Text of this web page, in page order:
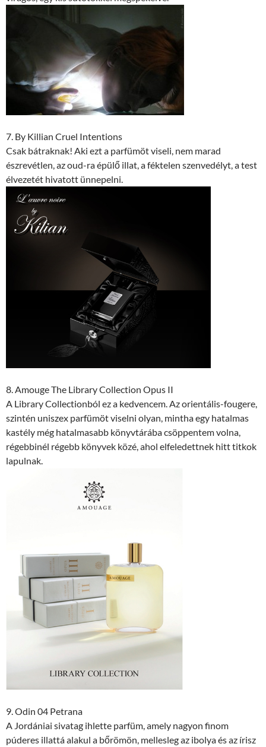
7. By Killian Cruel Intentions
Csak bátraknak! Aki ezt a parfümöt viseli, nem marad
észrevétlen, az oud-ra épülő illat, a féktelen szenvedélyt, a test
élvezetét hivatott ünnepelni.
8. Amouge The Library Collection Opus II
A Library Collectionból ez a kedvencem. Az orientális-fougere,
szintén uniszex parfümöt viselni olyan, mintha egy hatalmas
kastély még hatalmasabb könyvtárába csöppentem volna,
régebbinél régebb könyvek közé, ahol elfeledettnek hitt titkok
lapulnak.
9. Odin 04 Petrana
A Jordániai sivatag ihlette parfüm, amely nagyon finom
púderes illattá alakul a bőrömön, mellesleg az ibolya és az írisz